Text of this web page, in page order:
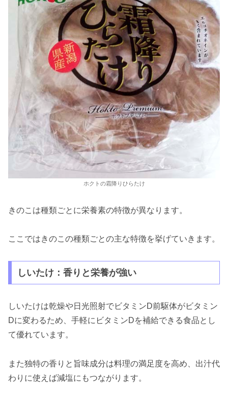
ホクトの霜降りひらたけ
きのこは種類ごとに栄養素の特徴が異なります。
ここではきのこの種類ごとの主な特徴を挙げていきます。
しいたけ：香りと栄養が強い
しいたけは乾燥や日光照射でビタミンD前駆体がビタミン
Dに変わるため、手軽にビタミンDを補給できる食品とし
て優れています。
また独特の香りと旨味成分は料理の満足度を高め、出汁代
わりに使えば減塩にもつながります。